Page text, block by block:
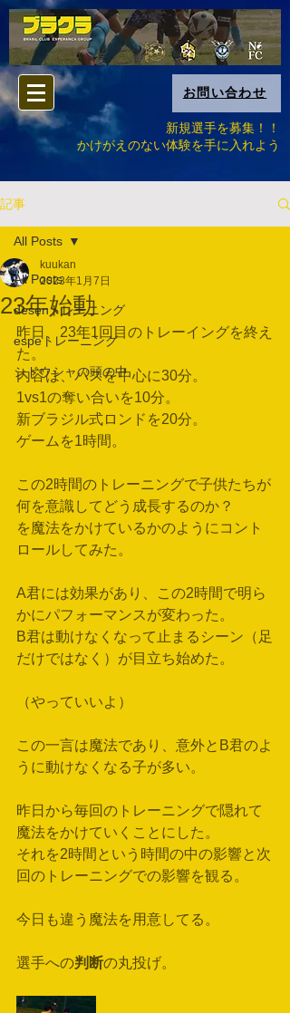
お問い合わせ
新規選手を募集！！
​かけがえのない体験を手に入れよう
記事
All Posts
desenトレーニング
espeトレーニング
シドウシャの頭の中
All Posts
23年始動
kuukan
2023年1月7日
昨日、23年1回目のトレーイングを終え
た。
内容は、パスを中心に30分。
1vs1の奪い合いを10分。
新ブラジル式ロンドを20分。
ゲームを1時間。
この2時間のトレーニングで子供たちが
何を意識してどう成長するのか？
を魔法をかけているかのようにコント
ロールしてみた。
A君には効果があり、この2時間で明ら
かにパフォーマンスが変わった。
B君は動けなくなって止まるシーン（足
だけではなく）が目立ち始めた。
（やっていいよ）
この一言は魔法であり、意外とB君のよ
うに動けなくなる子が多い。
昨日から毎回のトレーニングで隠れて
魔法をかけていくことにした。
それを2時間という時間の中の影響と次
回のトレーニングでの影響を観る。
今日も違う魔法を用意してる。
選手への判断の丸投げ。